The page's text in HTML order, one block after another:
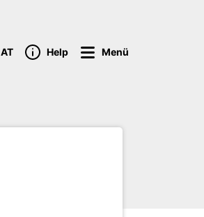
AT Help Menü